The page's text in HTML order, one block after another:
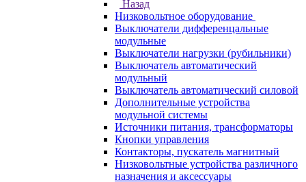
Назад
Низковольтное оборудование
Выключатели дифференцальные
модульные
Выключатели нагрузки (рубильники)
Выключатель автоматический
модульный
Выключатель автоматический силовой
Дополнительные устройства
модульной системы
Источники питания, трансформаторы
Кнопки управления
Контакторы, пускатель магнитный
Низковольтные устройства различного
назначения и аксессуары